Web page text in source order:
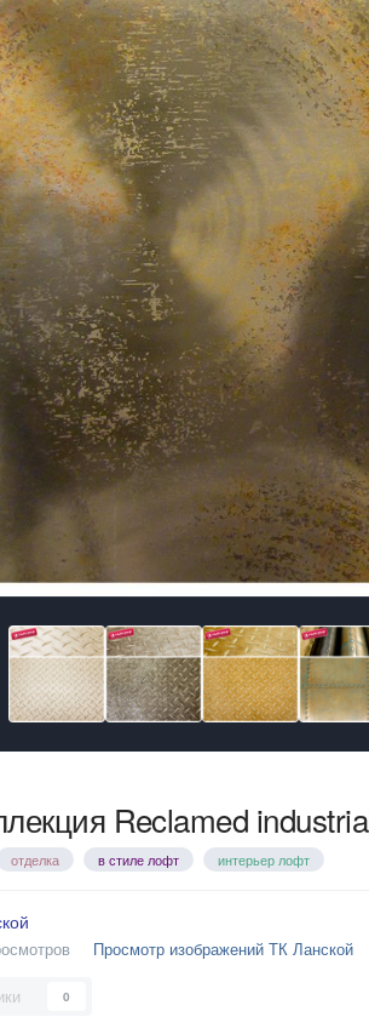
Reclamed
отделка в стиле лофт интерьер лофт
Просмотр изображений ТК Ланской
0